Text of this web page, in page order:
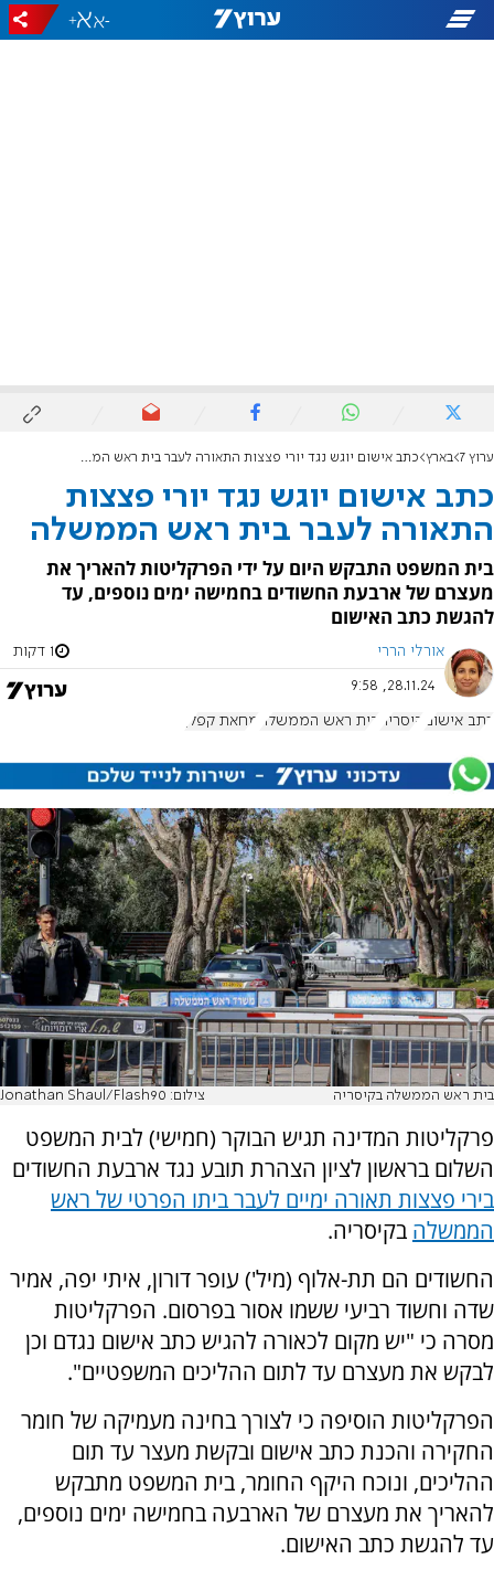
-
+
ערוץ 7 בארץ ‏כתב אישום יוגש נגד יורי פצצות התאורה לעבר בית ראש הממשלה
‏כתב אישום יוגש נגד יורי פצצות
התאורה לעבר בית ראש הממשלה
בית המשפט התבקש היום על ידי הפרקליטות להאריך את
מעצרם של ארבעת החשודים בחמישה ימים נוספים, עד
להגשת כתב האישום
אורלי הררי 1 דקות
28.11.24, 9:58
כתב אישום קיסריה בית ראש הממשלה מחאת קפלן
בית ראש הממשלה בקיסריה צילום: Jonathan Shaul/Flash90
פרקליטות המדינה תגיש הבוקר (חמישי) לבית המשפט
השלום בראשון לציון הצהרת תובע נגד ארבעת החשודים
בירי פצצות תאורה ימיים לעבר ביתו הפרטי של ראש
הממשלה בקיסריה.
החשודים הם תת-אלוף (מיל') עופר דורון, איתי יפה, אמיר
שדה וחשוד רביעי ששמו אסור בפרסום. הפרקליטות
מסרה כי "יש מקום לכאורה להגיש כתב אישום נגדם וכן
לבקש את מעצרם עד לתום ההליכים המשפטיים".
הפרקליטות הוסיפה כי לצורך בחינה מעמיקה של חומר
החקירה והכנת כתב אישום ובקשת מעצר עד תום
ההליכים, ונוכח היקף החומר, בית המשפט מתבקש
להאריך את מעצרם של הארבעה בחמישה ימים נוספים,
עד להגשת כתב האישום.